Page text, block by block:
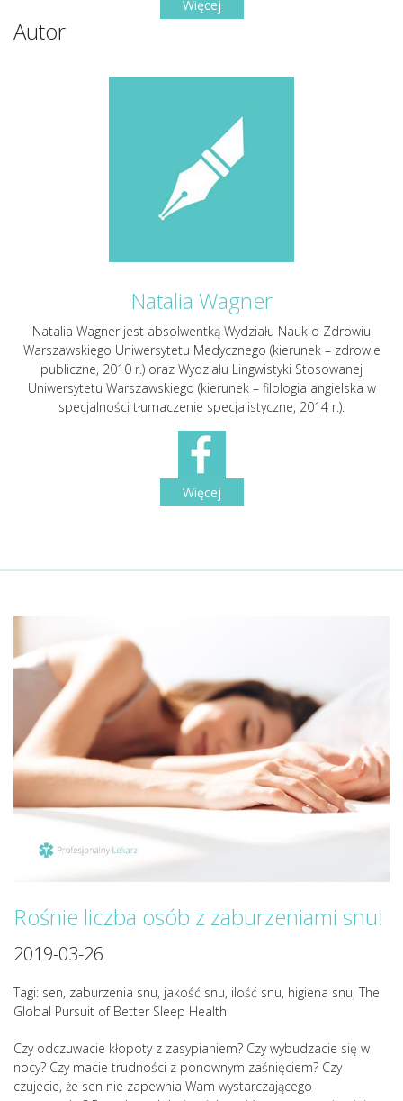
Więcej
Autor
Natalia Wagner
Natalia Wagner jest absolwentką Wydziału Nauk o Zdrowiu
Warszawskiego Uniwersytetu Medycznego (kierunek – zdrowie
publiczne, 2010 r.) oraz Wydziału Lingwistyki Stosowanej
Uniwersytetu Warszawskiego (kierunek – filologia angielska w
specjalności tłumaczenie specjalistyczne, 2014 r.).
Więcej
Rośnie liczba osób z zaburzeniami snu!
2019-03-26
Tagi: sen, zaburzenia snu, jakość snu, ilość snu, higiena snu, The
Global Pursuit of Better Sleep Health
Czy odczuwacie kłopoty z zasypianiem? Czy wybudzacie się w
nocy? Czy macie trudności z ponownym zaśnięciem? Czy
czujecie, że sen nie zapewnia Wam wystarczającego